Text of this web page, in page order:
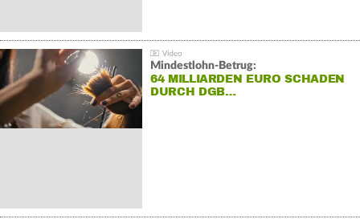
Mindestlohn-Betrug:
64 MILLIARDEN EURO SCHADEN
DURCH DGB…